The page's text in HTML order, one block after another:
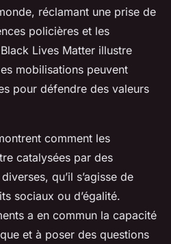
réclamant une prise de
policières et les
Lives Matter illustre
mobilisations peuvent
pour défendre des valeurs
comment les
catalysées par des
qu’il s’agisse de
sociaux ou d’égalité.
a en commun la capacité
et à poser des questions